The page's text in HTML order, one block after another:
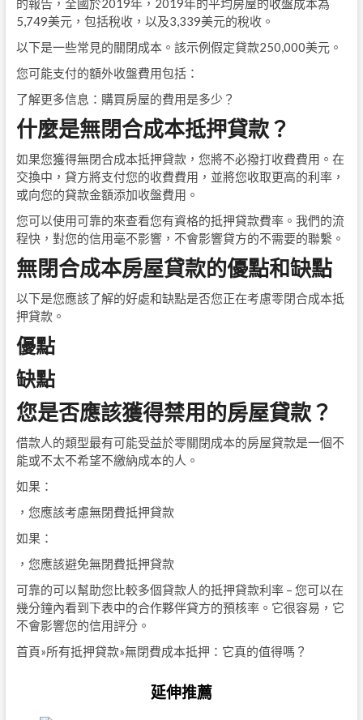
的報告，全國於2019年，2019年的平均房屋的收盤成本為
5,749美元，包括稅收，以及3,339美元的稅收。
以下是一些常見的關閉成本。該示例假定貸款250,000美元。
您可能支付的額外收盤費用包括：
了解更多信息：購買房屋的費用是多少？
什麼是無閉合成本抵押貸款？
如果您獲得無閉合成本抵押貸款，您將不必撥打收費費用。在
交換中，貸方將支付您的收費費用，並將您收取更高的利率，
或向您的貸款金額添加收盤費用。
您可以使用可靠的來查看您有資格的抵押貸款費率。我們的流
程快，對您的信用毫不影響，不會影響貸方的不需要的聯繫。
無閉合成本房屋貸款的優點和缺點
以下是您應該了解的好處和缺點是否您正在考慮零閉合成本抵
押貸款。
優點
缺點
您是否應該獲得禁用的房屋貸款？
借款人的類型最有可能受益於零關閉成本的房屋貸款是一個不
能或不太不希望不繳納成本的人。
如果：
，您應該考慮無閉費抵押貸款
如果：
，您應該避免無閉費抵押貸款
可靠的可以幫助您比較多個貸款人的抵押貸款利率 – 您可以在
幾分鐘內看到下表中的合作夥伴貸方的預核率。它很容易，它
不會影響您的信用評分。
首頁»所有抵押貸款»無閉費成本抵押：它真的值得嗎？
延伸推薦